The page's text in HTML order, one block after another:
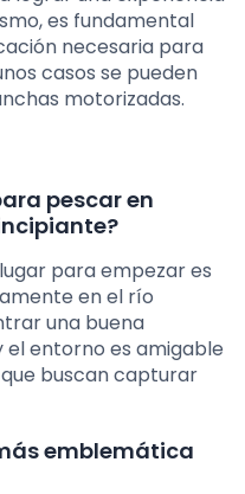
es fundamental
necesaria para
casos se pueden
motorizadas.
pescar en
para empezar es
en el río
una buena
entorno es amigable
buscan capturar
emblemática